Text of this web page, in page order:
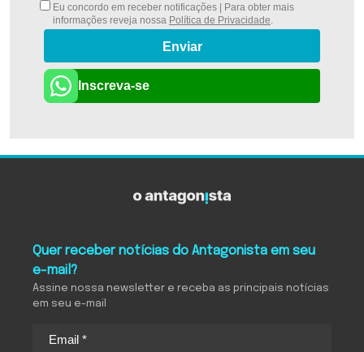
Eu concordo em receber notificações | Para obter mais
informações reveja nossa Política de Privacidade
Enviar
Inscreva-se
Quer receber notícias do Antagonista em seu
e-mail?
Assine nossa newsletter e receba as principais notícias
em seu e-mail